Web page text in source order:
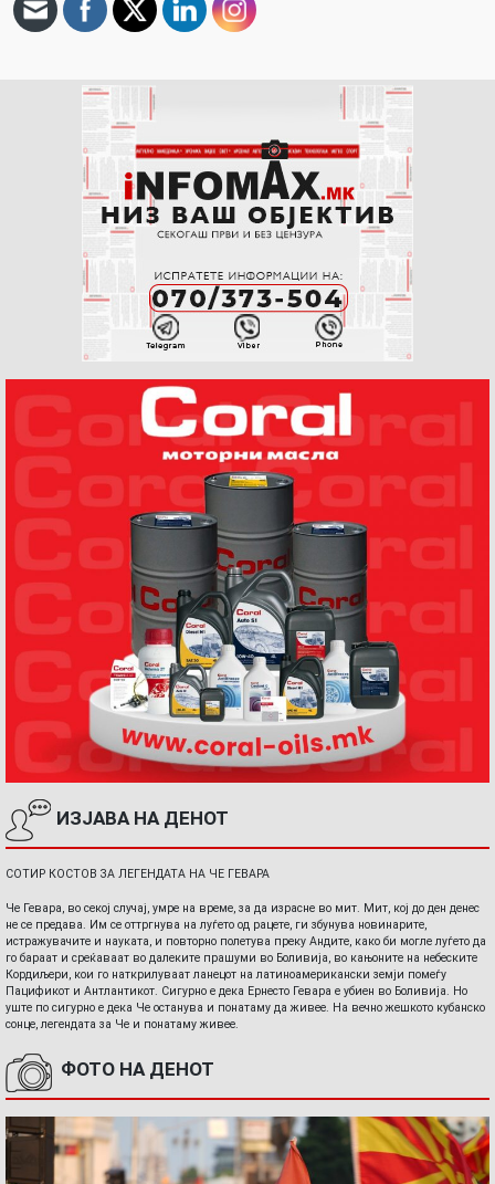
ИЗЈАВА НА ДЕНОТ
СОТИР КОСТОВ ЗА ЛЕГЕНДАТА НА ЧЕ ГЕВАРА
Че Гевара, во секој случај, умре на време, за да израсне во мит. Мит, кој до ден денес
не се предава. Им се оттргнува на луѓето од рацете, ги збунува новинарите,
истражувачите и науката, и повторно полетува преку Андите, како би могле луѓето да
го бараат и среќаваат во далеките прашуми во Боливија, во кањоните на небеските
Кордиљери, кои го наткрилуваат ланецот на латиноамерикански земји помеѓу
Пацификот и Антлантикот. Сигурно е дека Ернесто Гевара е убиен во Боливија. Но
уште по сигурно е дека Че останува и понатаму да живее. На вечно жешкото кубанско
сонце, легендата за Че и понатаму живее.
ФОТО НА ДЕНОТ